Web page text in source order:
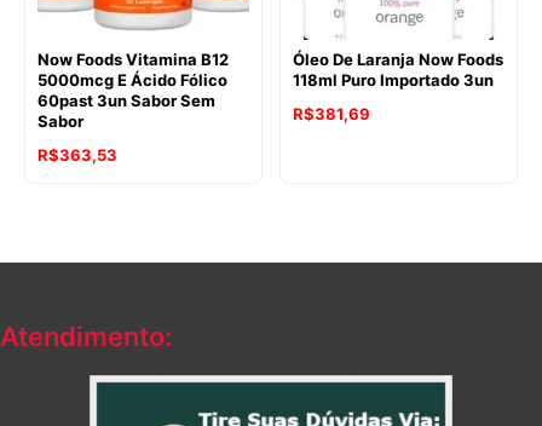
Now Foods Vitamina B12
5000mcg E Ácido Fólico
60past 3un Sabor Sem
Sabor
R$363,53
Óleo De Laranja Now Foods
118ml Puro Importado 3un
R$381,69
Atendimento: